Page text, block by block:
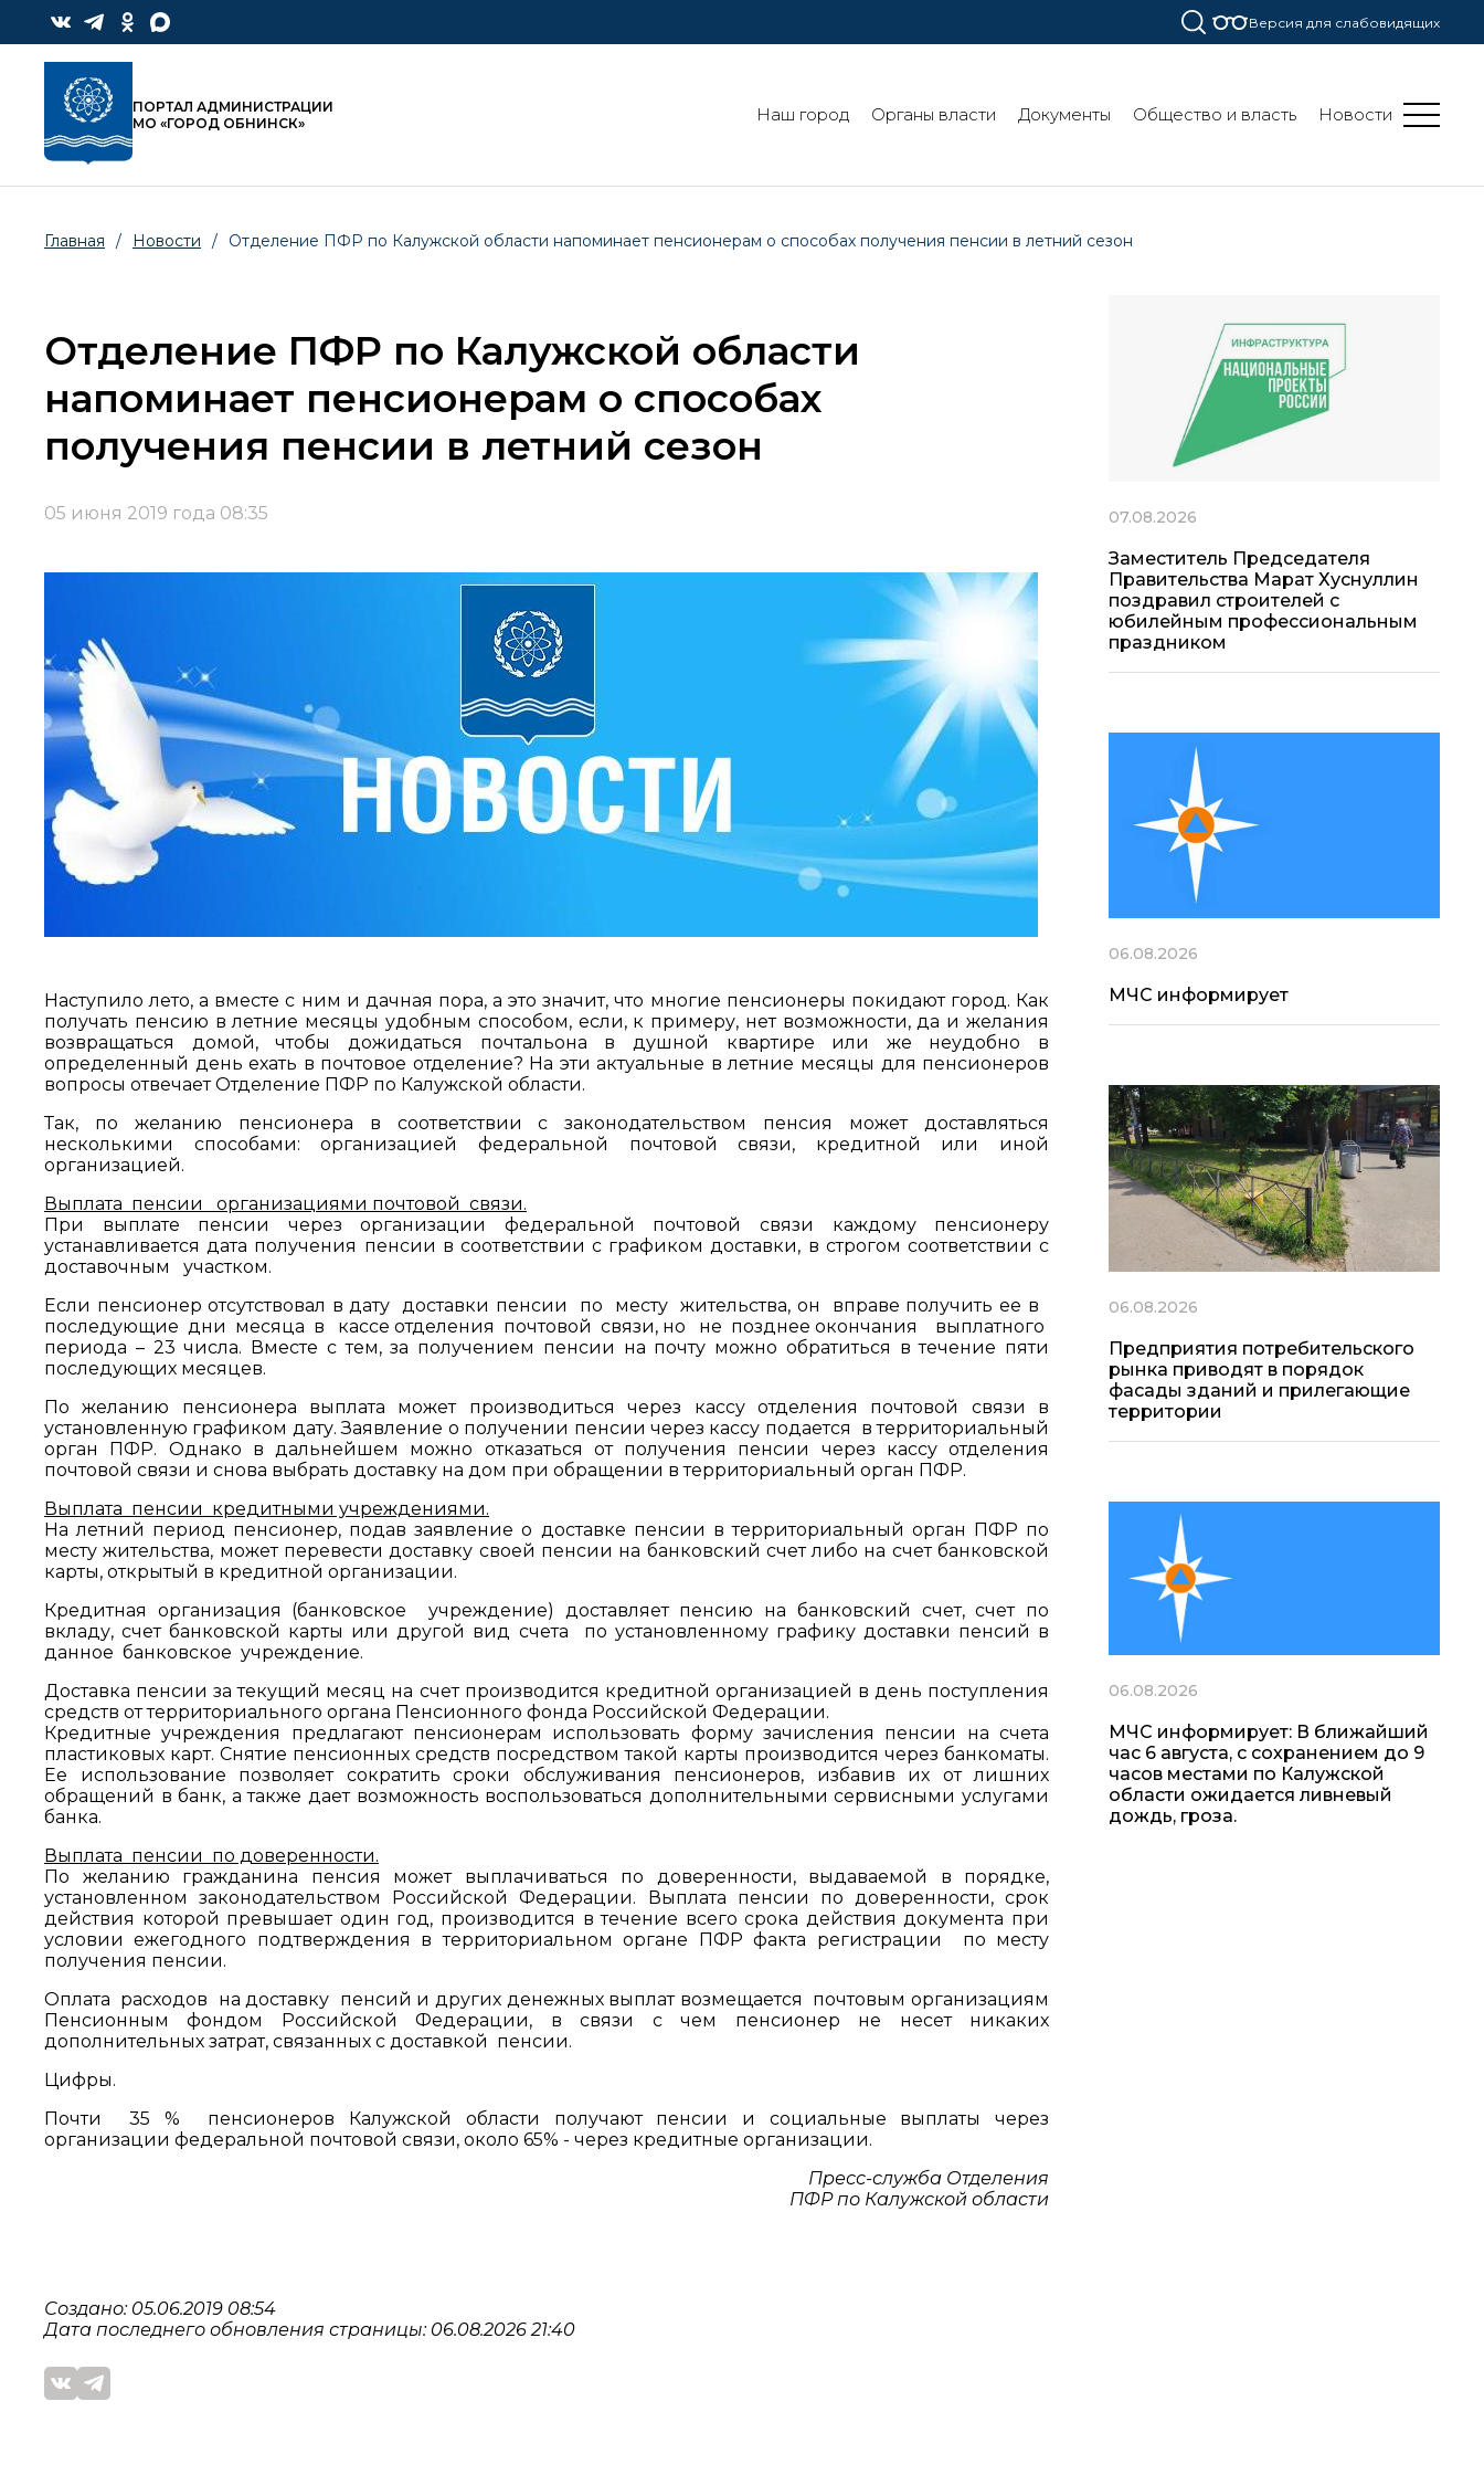
Версия для слабовидящих
ПОРТАЛ АДМИНИСТРАЦИИ
МО «ГОРОД ОБНИНСК»
Наш город Органы власти Документы Общество и власть Новости
Главная / Новости / Отделение ПФР по Калужской области напоминает пенсионерам о способах получения пенсии в летний сезон
Отделение ПФР по Калужской области
напоминает пенсионерам о способах
получения пенсии в летний сезон
05 июня 2019 года 08:35
Наступило лето, а вместе с ним и дачная пора, а это значит, что многие пенсионеры покидают город. Как
получать пенсию в летние месяцы удобным способом, если, к примеру, нет возможности, да и желания
возвращаться домой, чтобы дожидаться почтальона в душной квартире или же неудобно в
определенный день ехать в почтовое отделение? На эти актуальные в летние месяцы для пенсионеров
вопросы отвечает Отделение ПФР по Калужской области.
Так, по желанию пенсионера в соответствии с законодательством пенсия может доставляться
несколькими способами: организацией федеральной почтовой связи, кредитной или иной
организацией.
Выплата пенсии организациями почтовой связи.
При выплате пенсии через организации федеральной почтовой связи каждому пенсионеру
устанавливается дата получения пенсии в соответствии с графиком доставки, в строгом соответствии с
доставочным участком.
Если пенсионер отсутствовал в дату доставки пенсии по месту жительства, он вправе получить ее в
последующие дни месяца в кассе отделения почтовой связи, но не позднее окончания выплатного
периода – 23 числа. Вместе с тем, за получением пенсии на почту можно обратиться в течение пяти
последующих месяцев.
По желанию пенсионера выплата может производиться через кассу отделения почтовой связи в
установленную графиком дату. Заявление о получении пенсии через кассу подается в территориальный
орган ПФР. Однако в дальнейшем можно отказаться от получения пенсии через кассу отделения
почтовой связи и снова выбрать доставку на дом при обращении в территориальный орган ПФР.
Выплата пенсии кредитными учреждениями.
На летний период пенсионер, подав заявление о доставке пенсии в территориальный орган ПФР по
месту жительства, может перевести доставку своей пенсии на банковский счет либо на счет банковской
карты, открытый в кредитной организации.
Кредитная организация (банковское учреждение) доставляет пенсию на банковский счет, счет по
вкладу, счет банковской карты или другой вид счета по установленному графику доставки пенсий в
данное банковское учреждение.
Доставка пенсии за текущий месяц на счет производится кредитной организацией в день поступления
средств от территориального органа Пенсионного фонда Российской Федерации.
Кредитные учреждения предлагают пенсионерам использовать форму зачисления пенсии на счета
пластиковых карт. Снятие пенсионных средств посредством такой карты производится через банкоматы.
Ее использование позволяет сократить сроки обслуживания пенсионеров, избавив их от лишних
обращений в банк, а также дает возможность воспользоваться дополнительными сервисными услугами
банка.
Выплата пенсии по доверенности.
По желанию гражданина пенсия может выплачиваться по доверенности, выдаваемой в порядке,
установленном законодательством Российской Федерации. Выплата пенсии по доверенности, срок
действия которой превышает один год, производится в течение всего срока действия документа при
условии ежегодного подтверждения в территориальном органе ПФР факта регистрации по месту
получения пенсии.
Оплата расходов на доставку пенсий и других денежных выплат возмещается почтовым организациям
Пенсионным фондом Российской Федерации, в связи с чем пенсионер не несет никаких
дополнительных затрат, связанных с доставкой пенсии.
Цифры.
Почти 35 % пенсионеров Калужской области получают пенсии и социальные выплаты через
организации федеральной почтовой связи, около 65% - через кредитные организации.
Пресс-служба Отделения
ПФР по Калужской области
Создано: 05.06.2019 08:54
Дата последнего обновления страницы: 06.08.2026 21:40
07.08.2026
Заместитель Председателя
Правительства Марат Хуснуллин
поздравил строителей с
юбилейным профессиональным
праздником
06.08.2026
МЧС информирует
06.08.2026
Предприятия потребительского
рынка приводят в порядок
фасады зданий и прилегающие
территории
06.08.2026
МЧС информирует: В ближайший
час 6 августа, с сохранением до 9
часов местами по Калужской
области ожидается ливневый
дождь, гроза.